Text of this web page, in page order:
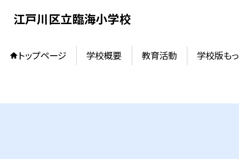
江戸川区立臨海小学校
トップページ 学校概要 教育活動 学校版も